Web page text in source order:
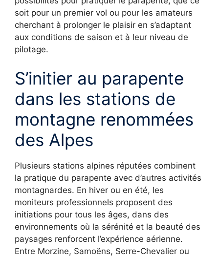
soit pour un premier vol ou pour les amateurs
cherchant à prolonger le plaisir en s’adaptant
aux conditions de saison et à leur niveau de
pilotage.
S’initier au parapente
dans les stations de
montagne renommées
des Alpes
Plusieurs stations alpines réputées combinent
la pratique du parapente avec d’autres activités
montagnardes. En hiver ou en été, les
moniteurs professionnels proposent des
initiations pour tous les âges, dans des
environnements où la sérénité et la beauté des
paysages renforcent l’expérience aérienne.
Entre Morzine, Samoëns, Serre-Chevalier ou